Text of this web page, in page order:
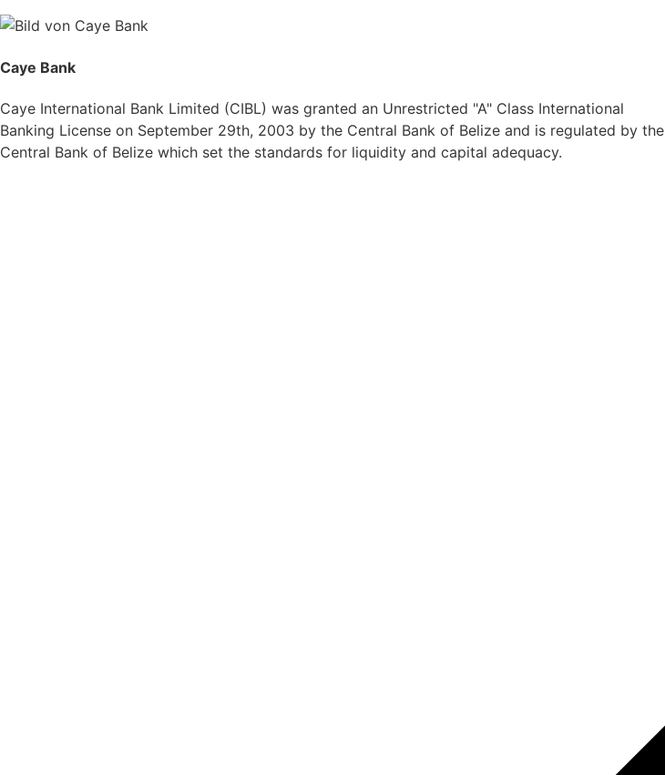
Caye Bank
Caye International Bank Limited (CIBL) was granted an Unrestricted "A" Class International
Banking License on September 29th, 2003 by the Central Bank of Belize and is regulated by the
Central Bank of Belize which set the standards for liquidity and capital adequacy.